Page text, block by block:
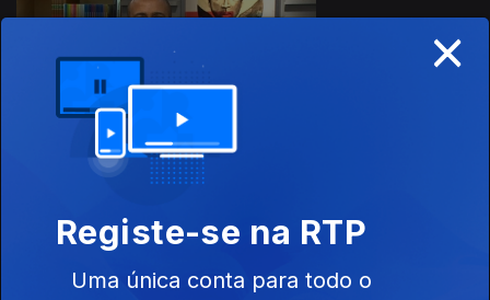
×
Registe-se na RTP
Uma única conta para todo o